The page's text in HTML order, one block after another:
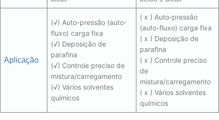
Aplicação
(√) Auto-pressão (auto-
fluxo) carga fixa
(√) Deposição de
parafina
(√) Controle preciso de
mistura/carregamento
(√) Vários solventes
químicos
( x ) Auto-pressão
(auto-fluxo) carga fixa
( x ) Deposição de
parafina
( x ) Controle preciso
de
mistura/carregamento
( x ) Vários solventes
químicos